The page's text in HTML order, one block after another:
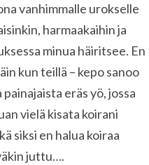
vanhimmalle urokselle
harmaakaihin ja
minua häiritsee. En
kun teillä – kepo sanoo
painajaista eräs yö, jossa
vielä kisata koirani
siksi en halua koiraa
juttu….